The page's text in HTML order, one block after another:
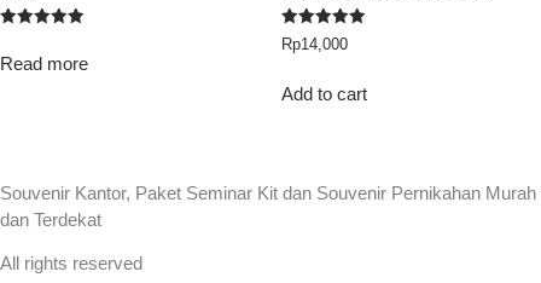
5.00
out of 5
Read more
Rated
5.00
Rp14,000
Add to cart
Souvenir Kantor, Paket Seminar Kit dan Souvenir Pernikahan Murah
dan Terdekat
All rights reserved